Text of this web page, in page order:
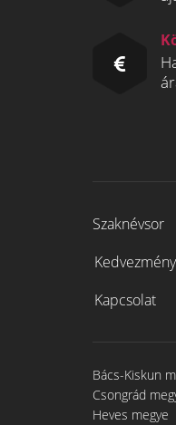
Szaknévsor
Kapcsolat
Bács-Kiskun
Csongrád
Heves megye